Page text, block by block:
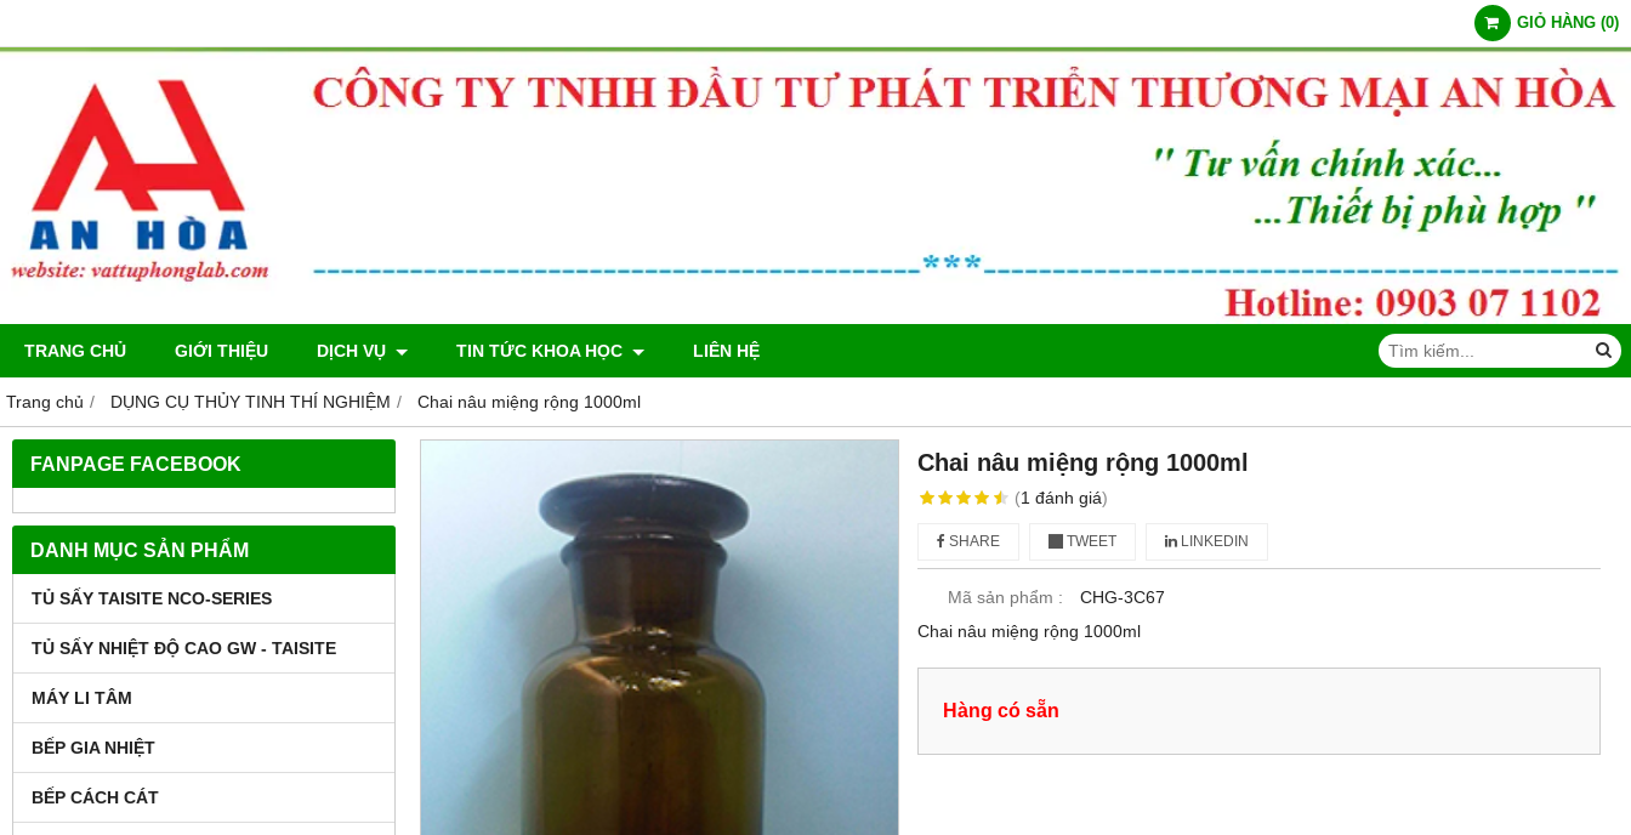
GIỎ HÀNG (0)
TRANG CHỦ GIỚI THIỆU DỊCH VỤ TIN TỨC KHOA HỌC LIÊN HỆ
Trang chủ DỤNG CỤ THỦY TINH THÍ NGHIỆM Chai nâu miệng rộng 1000ml
FANPAGE FACEBOOK
DANH MỤC SẢN PHẨM
TỦ SẤY TAISITE NCO-SERIES
TỦ SẤY NHIỆT ĐỘ CAO GW - TAISITE
MÁY LI TÂM
BẾP GIA NHIỆT
BẾP CÁCH CÁT
Chai nâu miệng rộng 1000ml
(1đánh giá)
SHARE TWEET LINKEDIN
Mã sản phẩm :
CHG-3C67
Chai nâu miệng rộng 1000ml
Hàng có sẵn